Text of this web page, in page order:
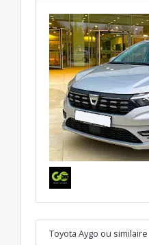
Toyota Aygo ou similaire